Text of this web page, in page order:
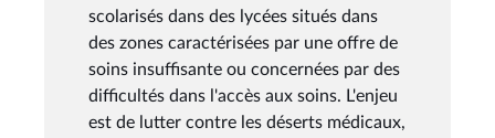
scolarisés dans des lycées situés dans
des zones caractérisées par une offre de
soins insuffisante ou concernées par des
difficultés dans l'accès aux soins. L'enjeu
est de lutter contre les déserts médicaux,